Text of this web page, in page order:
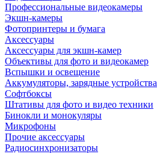
Профессиональные видеокамеры
Экшн-камеры
Фотопринтеры и бумага
Аксессуары
Аксессуары для экшн-камер
Объективы для фото и видеокамер
Вспышки и освещение
Аккумуляторы, зарядные устройства
Софтбоксы
Штативы для фото и видео техники
Бинокли и монокуляры
Микрофоны
Прочие аксессуары
Радиосинхронизаторы